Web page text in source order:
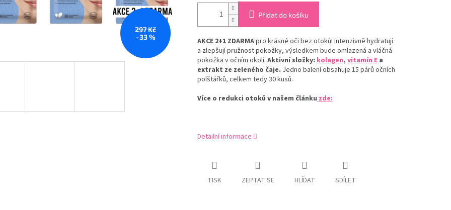
297 Kč
–33 %
Přidat do košíku
AKCE 2+1 ZDARMApro krásné oči bez otoků! Intenzivně hydratují
a zlepšují pružnost pokožky, výsledkem bude omlazená a vláčná
pokožka v očním okolí. Aktivní složky:kolagen,vitamín Ea
extrakt ze zeleného čaje. Jedno balení obsahuje 15 párů očních
polštářků, celkem tedy 30 kusů.
Více o redukci otoků v našem článkuzde:
Detailní informace
TISK ZEPTAT SE HLÍDAT SDÍLET